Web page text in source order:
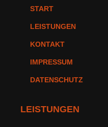
START
LEISTUNGEN
KONTAKT
IMPRESSUM
DATENSCHUTZ
LEISTUNGEN